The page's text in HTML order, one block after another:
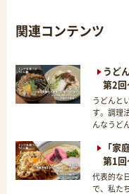
関連コンテンツ
うど
第2回
うどんと
す。調理
んなうど
「家
第1回
代表的な
で、私た